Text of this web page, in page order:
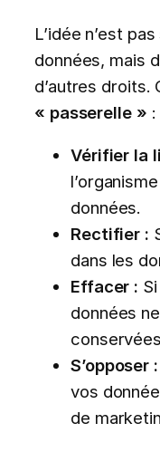
L’idée n’est
données, mais
d’autres droits.
« passerelle » :
Vérifier la
données.
Rectifier :
dans les
Effacer :
données
S’opposer :
vos
de